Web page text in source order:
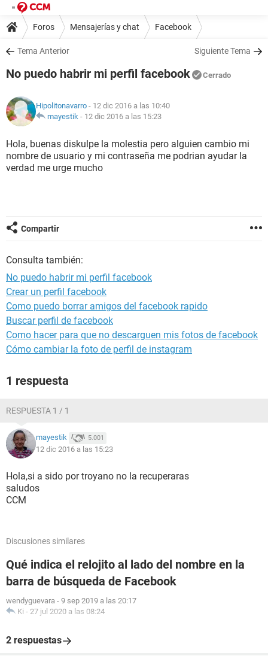
Foros Mensajerías y chat Facebook
Tema Anterior Siguiente Tema
No puedo habrir mi perfil facebook Cerrado
Hipolitonavarro - 12 dic 2016 a las 10:40
mayestik - 12 dic 2016 a las 15:23
Hola, buenas diskulpe la molestia pero alguien cambio mi
nombre de usuario y mi contraseña me podrian ayudar la
verdad me urge mucho
Compartir
Consulta también:
No puedo habrir mi perfil facebook
Crear un perfil facebook
Como puedo borrar amigos del facebook rapido
Buscar perfil de facebook
Como hacer para que no descarguen mis fotos de facebook
Cómo cambiar la foto de perfil de instagram
1 respuesta
RESPUESTA 1 / 1
mayestik 5.001
12 dic 2016 a las 15:23
Hola,si a sido por troyano no la recuperaras
saludos
CCM
Discusiones similares
Qué indica el relojito al lado del nombre en la
barra de búsqueda de Facebook
wendyguevara - 9 sep 2019 a las 20:17
Ki - 27 jul 2020 a las 08:24
2 respuestas